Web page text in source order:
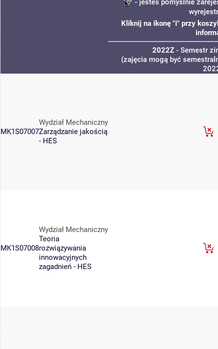
- jesteś pomyślnie
Kliknij na ikonę "i" przy
2022Z - Semestr
(zajęcia mogą być
MK1S07007
Wydział Mechaniczny
Zarządzanie jakością
- HES
MK1S07008
Wydział Mechaniczny
Teoria
rozwiązywania
innowacyjnych
zagadnień - HES